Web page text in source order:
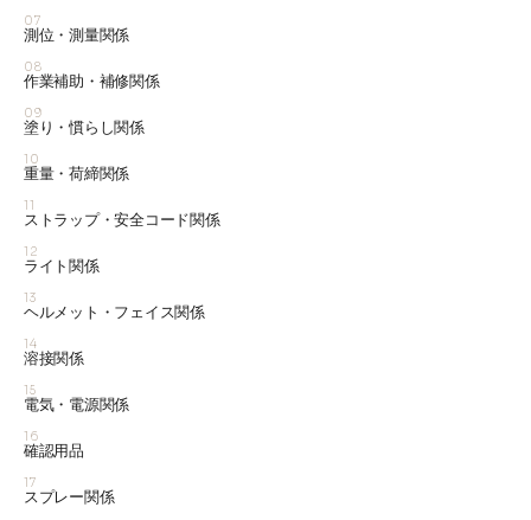
07
測位・測量関係
08
作業補助・補修関係
09
塗り・慣らし関係
10
重量・荷締関係
11
ストラップ・安全コード関係
12
ライト関係
13
ヘルメット・フェイス関係
14
溶接関係
15
電気・電源関係
16
確認用品
17
スプレー関係